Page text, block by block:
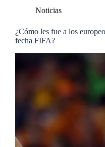
Noticias
¿Cómo les fue a los
fecha FIFA?